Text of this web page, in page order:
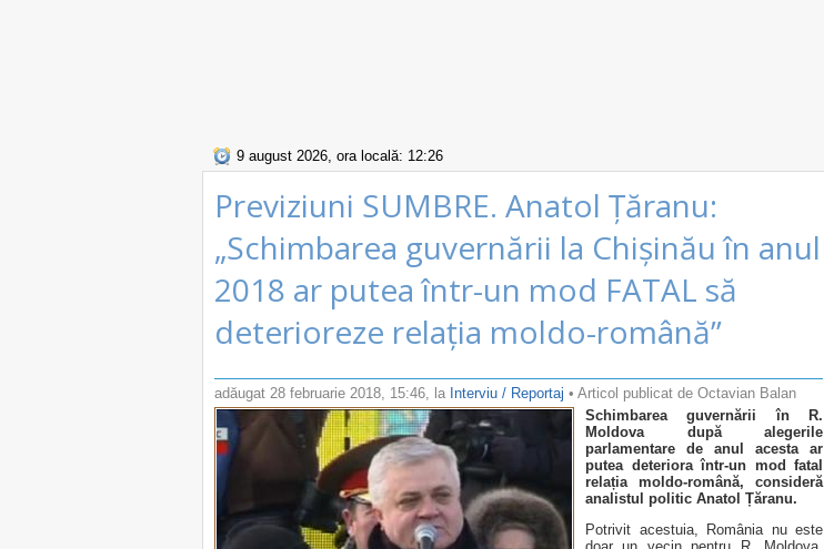
9 august 2026, ora locală: 12:26
Previziuni SUMBRE. Anatol Țăranu:
„Schimbarea guvernării la Chișinău în anul
2018 ar putea într-un mod FATAL să
deterioreze relația moldo-română”
adăugat 28 februarie 2018, 15:46, la Interviu / Reportaj • Articol publicat de Octavian Balan
Schimbarea guvernării în R.
Moldova după alegerile
parlamentare de anul acesta ar
putea deteriora într-un mod fatal
relația moldo-română, consideră
analistul politic Anatol Țăranu.
Potrivit acestuia, România nu este